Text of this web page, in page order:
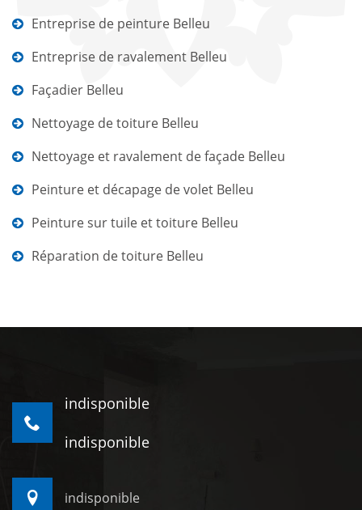
Entreprise de peinture Belleu
Entreprise de ravalement Belleu
Façadier Belleu
Nettoyage de toiture Belleu
Nettoyage et ravalement de façade Belleu
Peinture et décapage de volet Belleu
Peinture sur tuile et toiture Belleu
Réparation de toiture Belleu
indisponible
indisponible
indisponible